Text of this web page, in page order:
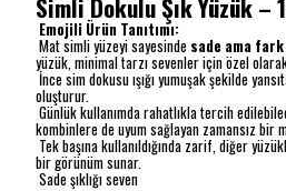
Simli Dokulu Şık Yüzük –
Emojili Ürün Tanıtımı:
Mat simli yüzeyi sayesinde sade ama
yüzük, minimal tarzı sevenler için özel
İnce sim dokusu ışığı yumuşak şekilde
oluşturur.
Günlük kullanımda rahatlıkla tercih
kombinlere de uyum sağlayan zamansız bir
Tek başına kullanıldığında zarif, diğer
bir görünüm sunar.
Sade şıklığı seven